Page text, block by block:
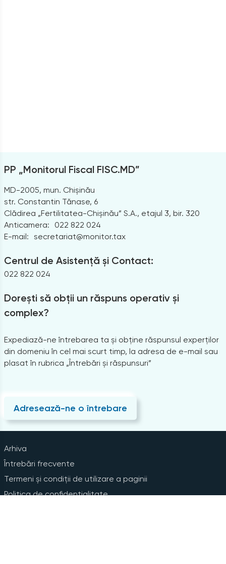
PP „Monitorul Fiscal FISC.MD”
MD-2005, mun. Chișinău
str. Constantin Tănase, 6
Clădirea „Fertilitatea-Chișinău” S.A., etajul 3, bir. 320
Anticamera:
022 822 024
E-mail: secretariat@monitor.tax
Centrul de Asistență și Contact:
022 822 024
Dorești să obții un răspuns operativ și
complex?
Expediază-ne întrebarea ta și obține răspunsul experților
din domeniu în cel mai scurt timp, la adresa de e-mail sau
plasat în rubrica „Întrebări și răspunsuri”
Adresează-ne o întrebare
Arhiva
Întrebări frecvente
Termeni și condiții de utilizare a paginii
Politica de confidențialitate